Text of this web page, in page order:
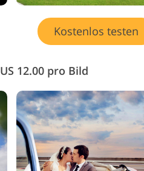
Kostenlos testen
US 12.00 pro Bild